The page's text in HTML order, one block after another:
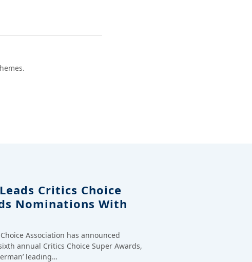
Critics Choice
Nominations With
Association has announced
annual Critics Choice Super Awards,
leading…